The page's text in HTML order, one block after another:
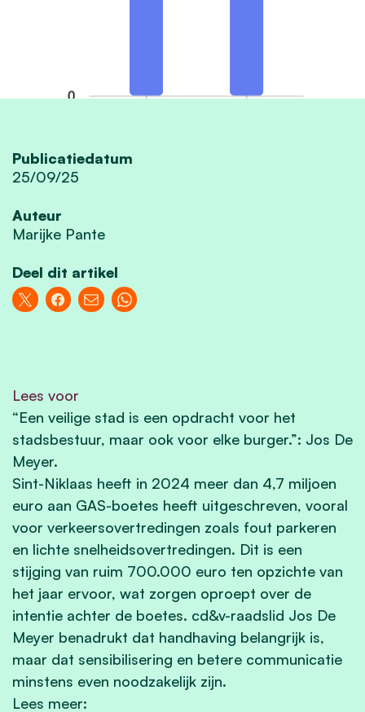
Publicatiedatum
25/09/25
Auteur
Marijke Pante
Deel dit artikel
Lees voor
“Een veilige stad is een opdracht voor het
stadsbestuur, maar ook voor elke burger.”: Jos De
Meyer.
Sint-Niklaas heeft in 2024 meer dan 4,7 miljoen
euro aan GAS-boetes heeft uitgeschreven, vooral
voor verkeersovertredingen zoals fout parkeren
en lichte snelheidsovertredingen. Dit is een
stijging van ruim 700.000 euro ten opzichte van
het jaar ervoor, wat zorgen oproept over de
intentie achter de boetes. cd&v-raadslid Jos De
Meyer benadrukt dat handhaving belangrijk is,
maar dat sensibilisering en betere communicatie
minstens even noodzakelijk zijn.
Lees meer: